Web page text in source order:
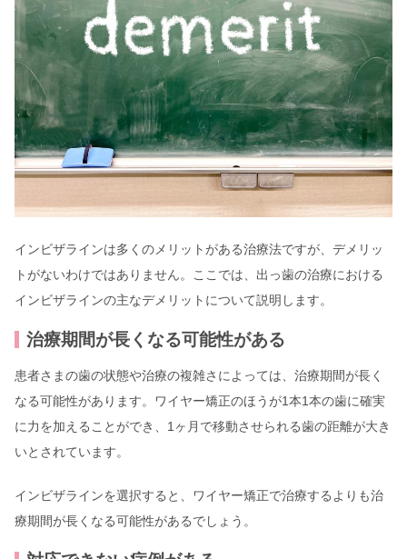
インビザラインは多くのメリットがある治療法ですが、デメリッ
トがないわけではありません。ここでは、出っ歯の治療における
インビザラインの主なデメリットについて説明します。
治療期間が長くなる可能性がある
患者さまの歯の状態や治療の複雑さによっては、治療期間が長く
なる可能性があります。ワイヤー矯正のほうが1本1本の歯に確実
に力を加えることができ、1ヶ月で移動させられる歯の距離が大き
いとされています。
インビザラインを選択すると、ワイヤー矯正で治療するよりも治
療期間が長くなる可能性があるでしょう。